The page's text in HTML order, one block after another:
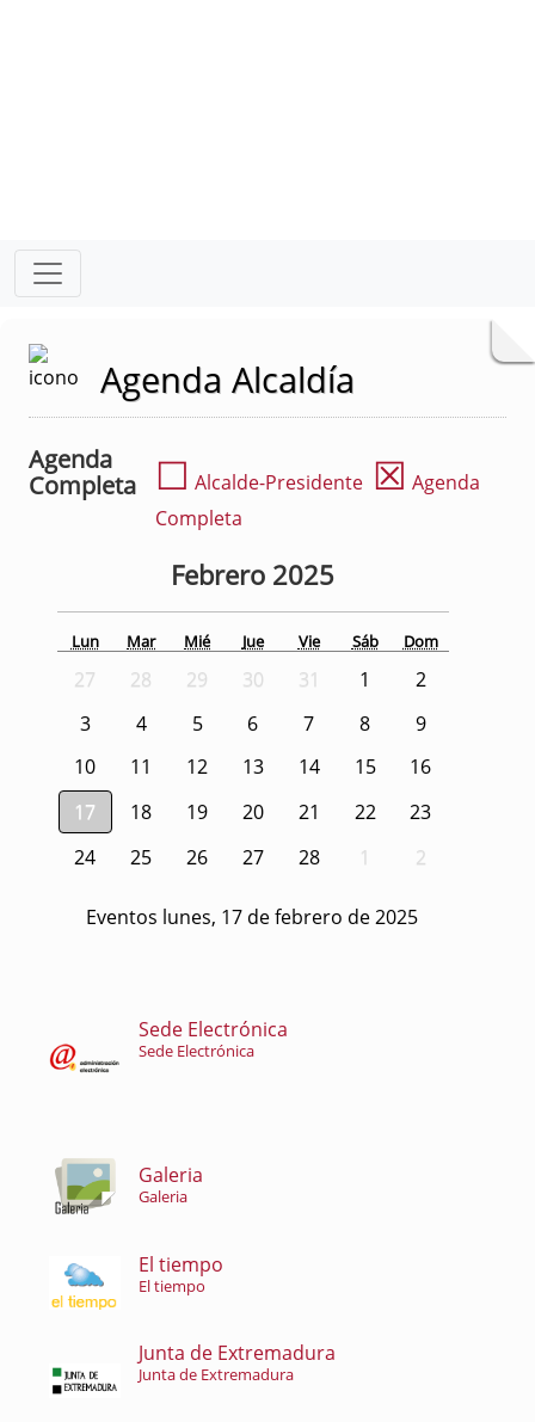
Agenda Alcaldía
Agenda
Completa
☐ Alcalde-Presidente ☒ Agenda
Completa
Febrero 2025
Lun Mar Mié Jue Vie Sáb Dom
27 28 29 30 31 1
2
3
4 5 6 7 8
9
10
11 12 13 14 15
16
17
18 19 20 21 22
23
24
25 26 27 28 1 2
Eventos lunes, 17 de febrero de 2025
Sede Electrónica
Sede Electrónica
Galeria
Galeria
El tiempo
El tiempo
Junta de Extremadura
Junta de Extremadura